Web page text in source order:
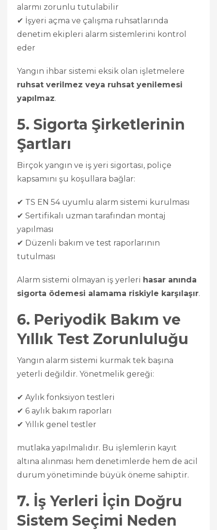
alarmı zorunlu tutulabilir
✔ İşyeri açma ve çalışma ruhsatlarında
denetim ekipleri alarm sistemlerini kontrol
eder
Yangın ihbar sistemi eksik olan işletmelere
ruhsat verilmez veya ruhsat yenilemesi
yapılmaz.
5. Sigorta Şirketlerinin
Şartları
Birçok yangın ve iş yeri sigortası, poliçe
kapsamını şu koşullara bağlar:
✔ TS EN 54 uyumlu alarm sistemi kurulması
✔ Sertifikalı uzman tarafından montaj
yapılması
✔ Düzenli bakım ve test raporlarının
tutulması
Alarm sistemi olmayan iş yerleri hasar anında
sigorta ödemesi alamama riskiyle karşılaşır.
6. Periyodik Bakım ve
Yıllık Test Zorunluluğu
Yangın alarm sistemi kurmak tek başına
yeterli değildir. Yönetmelik gereği:
✔ Aylık fonksiyon testleri
✔ 6 aylık bakım raporları
✔ Yıllık genel testler
mutlaka yapılmalıdır. Bu işlemlerin kayıt
altına alınması hem denetimlerde hem de acil
durum yönetiminde büyük öneme sahiptir.
7. İş Yerleri İçin Doğru
Sistem Seçimi Neden